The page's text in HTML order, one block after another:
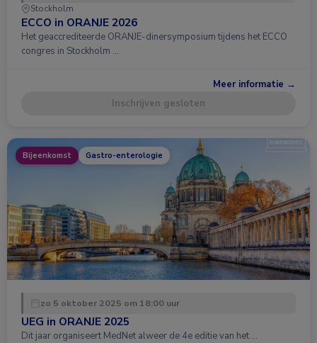
Stockholm
ECCO in ORANJE 2026
Het geaccrediteerde ORANJE-dinersymposium tijdens het ECCO
congres in Stockholm …
Meer informatie →
Inschrijven gesloten
Bijeenkomst Gastro-enterologie
zo 5 oktober 2025 om 18:00 uur
UEG in ORANJE 2025
Dit jaar organiseert MedNet alweer de 4e editie van het …